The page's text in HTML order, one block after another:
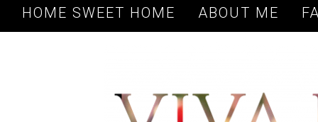
HOME SWEET HOME ABOUT ME